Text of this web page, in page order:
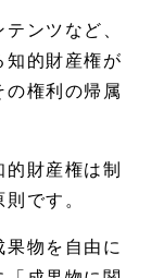
ンツなど、
知的財産権が
の権利の帰属
財産権は制
です。
物を自由に